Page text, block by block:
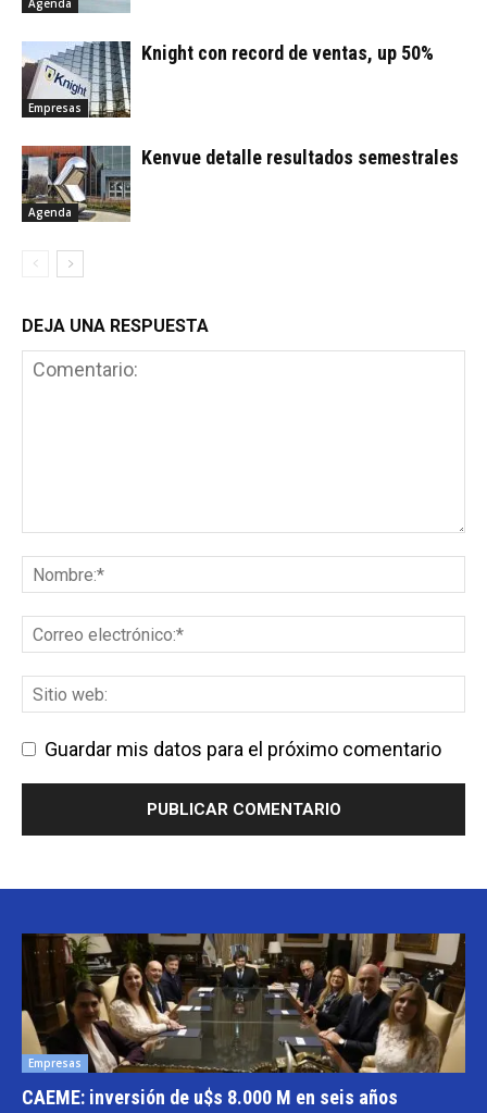
Agenda
Empresas
Knight con record de ventas, up 50%
Agenda
Kenvue detalle resultados semestrales
DEJA UNA RESPUESTA
Guardar mis datos para el próximo comentario
Empresas
CAEME: inversión de u$s 8.000 M en seis años